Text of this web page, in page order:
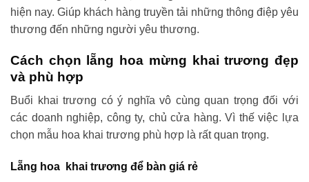
hiện nay. Giúp khách hàng truyền tải những thông điệp yêu
thương đến những người yêu thương.
Cách chọn lẵng hoa mừng khai trương đẹp
và phù hợp
Buổi khai trương có ý nghĩa vô cùng quan trọng đối với
các doanh nghiệp, công ty, chủ cửa hàng. Vì thế việc lựa
chọn mẫu hoa khai trương phù hợp là rất quan trọng.
Lẵng hoa khai trương để bàn giá rẻ